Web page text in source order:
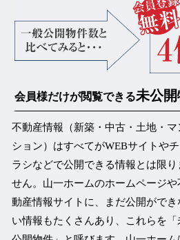
会員様だけが閲覧できる未公
不動産情報（新築・中古・土地・マ
ション）はすべてがWEBサイトやチ
ラシなどで公開できる情報とは限り
せん。山一ホームのホームページや
動産情報サイトに、まだ公開ができ
い情報もたくさんあり、これらを